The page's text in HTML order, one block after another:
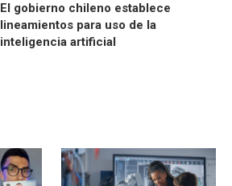
El gobierno chileno establece
lineamientos para uso de la
inteligencia artificial